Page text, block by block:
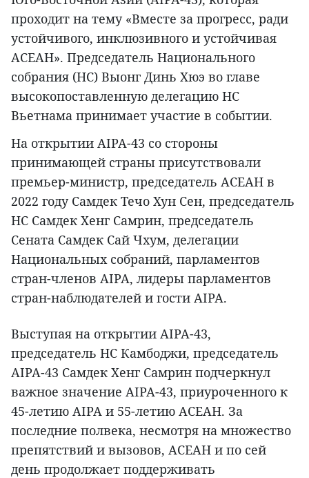
проходит на тему «Вместе за прогресс, ради
устойчивого, инклюзивного и устойчивая
АСЕАН». Председатель Национального
собрания (НС) Выонг Динь Хюэ во главе
высокопоставленную делегацию НС
Вьетнама принимает участие в событии.
На открытии AIPA-43 со стороны
принимающей страны присутствовали
премьер-министр, председатель АСЕАН в
2022 году Самдек Течо Хун Сен, председатель
НС Самдек Хенг Самрин, председатель
Сената Самдек Сай Чхум, делегации
Национальных собраний, парламентов
стран-членов AIPA, лидеры парламентов
стран-наблюдателей и гости AIPA.
Выступая на открытии AIPA-43,
председатель НС Камбоджи, председатель
AIPA-43 Самдек Хенг Самрин подчеркнул
важное значение AIPA-43, приуроченного к
45-летию AIPA и 55-летию АСЕАН. За
последние полвека, несмотря на множество
препятствий и вызовов, АСЕАН и по сей
день продолжает поддерживать